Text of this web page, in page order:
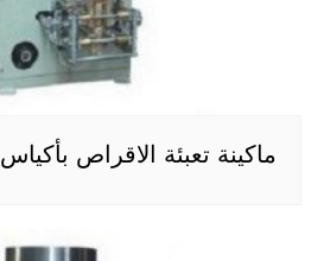
ماكينة تعبئة الاقراص بأكياس